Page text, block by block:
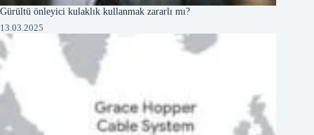
Gürültü önleyici kulaklık kullanmak zararlı mı?
13.03.2025